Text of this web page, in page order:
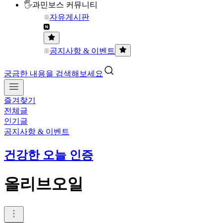
🖐과민보스 커뮤니티
자유게시판
공지사항 & 이벤트
궁금한 내용을 검색해보세요
즐겨찾기
전체글
인기글
공지사항 & 이벤트
건강한 오늘 인증
올리브오일